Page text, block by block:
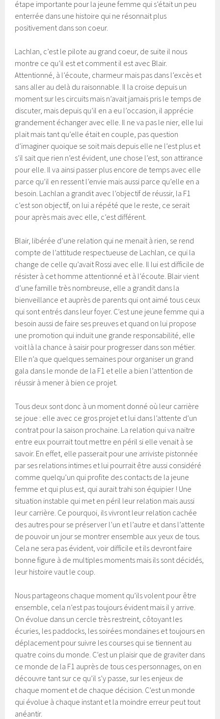
étape importante pour la jeune femme qui s’était un peu
enterrée dans une histoire qui ne résonnait plus
positivement dans son coeur.
Lachlan, c’est le pilote au grand coeur, de suite il nous
montre ce qu’il est et comment il est avec Blair.
Attentionné, à l’écoute, charmeur mais pas dans l’excès et
sans aller au delà du raisonnable. Il la croise depuis un
moment sur les circuits mais n’avait jamais pris le temps de
discuter, mais depuis qu’il en a eu l’occasion, il apprécie
grandement échanger avec elle. Il ne va pas le nier, elle lui
plait mais tant qu’elle était en couple, pas question
d’imaginer quoique se soit mais depuis elle ne l’est plus et
s’il sait que rien n’est évident, une chose l’est, son attirance
pour elle. Il va ainsi passer plus encore de temps avec elle
parce qu’il en ressent l’envie mais aussi parce qu’elle en a
besoin. Lachlan a grandit avec l’objectif de réussir, la F1
c’est son objectif, on lui a répété que le reste, ce serait
pour après mais avec elle, c’est différent.
Blair, libérée d’une relation qui ne menait à rien, se rend
compte de l’attitude respectueuse de Lachlan, ce qui la
change de celle qu’avait Rossi avec elle. Il lui est difficile de
résister à cet homme attentionné et à l’écoute. Blair vient
d’une famille très nombreuse, elle a grandit dans la
bienveillance et auprès de parents qui ont aimé tous ceux
qui sont entrés dans leur foyer. C’est une jeune femme qui a
besoin aussi de faire ses preuves et quand on lui propose
une promotion qui induit une grande responsabilité, elle
voit là la chance à saisir pour progresser dans son métier.
Elle n’a que quelques semaines pour organiser un grand
gala dans le monde de la F1 et elle a bien l’attention de
réussir à mener à bien ce projet.
Tous deux sont donc à un moment donné où leur carrière
se joue : elle avec ce gros projet et lui dans l’attente d’un
contrat pour la saison prochaine. La relation qui va naitre
entre eux pourrait tout mettre en péril si elle venait à se
savoir. En effet, elle passerait pour une arriviste pistonnée
par ses relations intimes et lui pourrait être aussi considéré
comme quelqu’un qui profite des contacts de la jeune
femme et qui plus est, qui aurait trahi son équipier ! Une
situation instable qui met en péril leur relation mais aussi
leur carrière. Ce pourquoi, ils vivront leur relation cachée
des autres pour se préserver l’un et l’autre et dans l’attente
de pouvoir un jour se montrer ensemble aux yeux de tous.
Cela ne sera pas évident, voir difficile et ils devront faire
bonne figure à de multiples moments mais ils sont décidés,
leur histoire vaut le coup.
Nous partageons chaque moment qu’ils volent pour être
ensemble, cela n’est pas toujours évident mais il y arrive.
On évolue dans un cercle très restreint, côtoyant les
écuries, les paddocks, les soirées mondaines et toujours en
déplacement pour suivre les courses qui se tiennent au
quatre coins du monde. C’est un plaisir que de graviter dans
ce monde de la F1 auprès de tous ces personnages, on en
découvre tant sur ce qu’il s’y passe, sur les enjeux de
chaque moment et de chaque décision. C’est un monde
qui évolue à chaque instant et la moindre erreur peut tout
anéantir.